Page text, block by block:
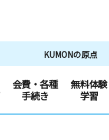
KUMONの原点
会費・各種
手続き
無料体験
学習